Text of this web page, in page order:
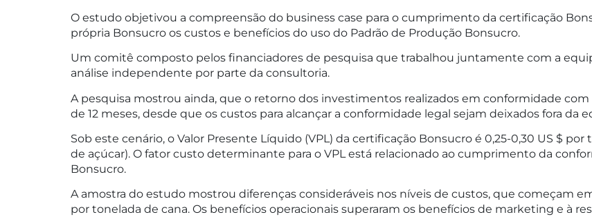
O estudo objetivou a compreensão do business case para o cumprimento da certificação
própria Bonsucro os custos e benefícios do uso do Padrão de Produção Bonsucro.
Um comitê composto pelos financiadores de pesquisa que trabalhou juntamente com a
análise independente por parte da consultoria.
A pesquisa mostrou ainda, que o retorno dos investimentos realizados em conformidade
de 12 meses, desde que os custos para alcançar a conformidade legal sejam deixados fora da
Sob este cenário, o Valor Presente Líquido (VPL) da certificação Bonsucro é 0,25-0,30 US $
de açúcar). O fator custo determinante para o VPL está relacionado ao cumprimento da
Bonsucro.
A amostra do estudo mostrou diferenças consideráveis nos níveis de custos, que começam
por tonelada de cana. Os benefícios operacionais superaram os benefícios de marketing e à